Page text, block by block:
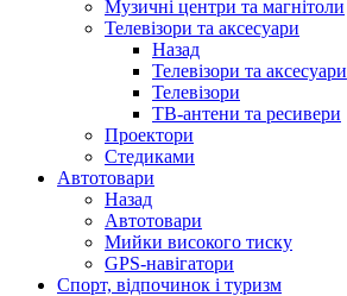
Музичні центри та магнітоли
Телевізори та аксесуари
Назад
Телевізори та аксесуари
Телевізори
ТВ-антени та ресивери
Проектори
Стедиками
Автотовари
Назад
Автотовари
Мийки високого тиску
GPS-навігатори
Спорт, відпочинок і туризм